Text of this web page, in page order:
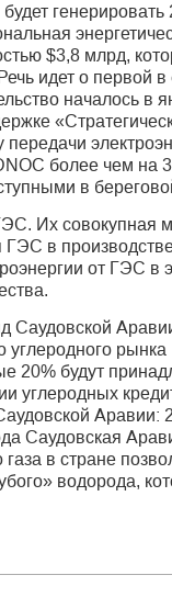
$3,8 млрд,
идет о первой
началось в
передачи
более чем
в
Их совокупная
в
от ГЭС
Саудовской
углеродного
20% будут
углеродных
Саудовская
в стране
водорода,